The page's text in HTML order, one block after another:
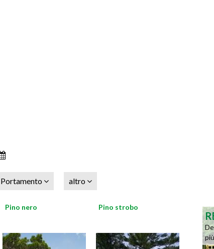
Portamento altro
Pino nero Pino strobo